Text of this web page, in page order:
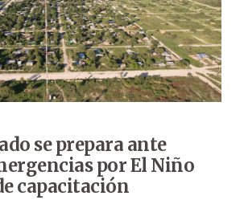
se prepara ante
por El Niño
capacitación